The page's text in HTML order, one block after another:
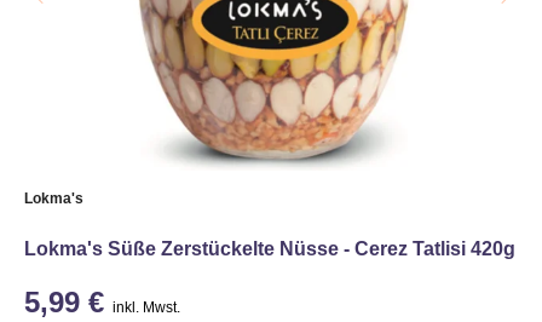
Lokma's
Lokma's Süße Zerstückelte Nüsse - Cerez Tatlisi 420g
5,99 € inkl. Mwst.